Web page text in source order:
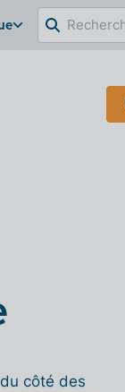
côté des